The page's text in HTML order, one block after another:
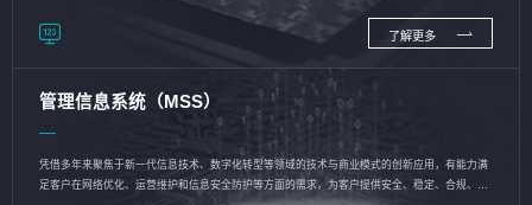
了解更多
管理信息系统（MSS）
凭借多年来聚焦于新一代信息技术、数字化转型等领域的技术与商业模式的创新应用，有能力满
足客户在网络优化、运营维护和信息安全防护等方面的需求，为客户提供安全、稳定、合规、持